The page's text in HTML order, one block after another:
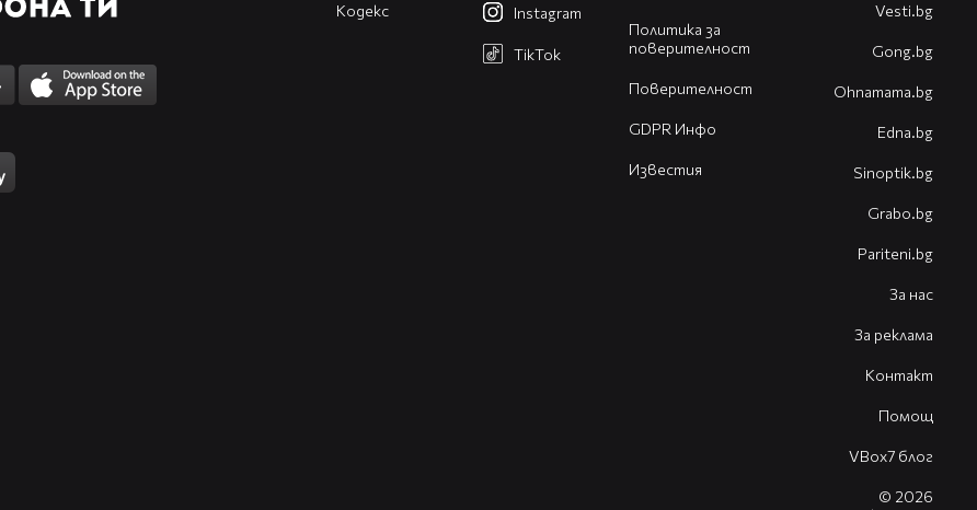
Кодекс
Политика за
поверителност
Поверителност
GDPR Инфо
Известия
Instagram
TikTok
Vesti.bg
Gong.bg
Оhnamama.bg
Edna.bg
Sinoptik.bg
Grabo.bg
Pariteni.bg
За нас
За реклама
Контакт
Помощ
VBox7 блог
© 2026